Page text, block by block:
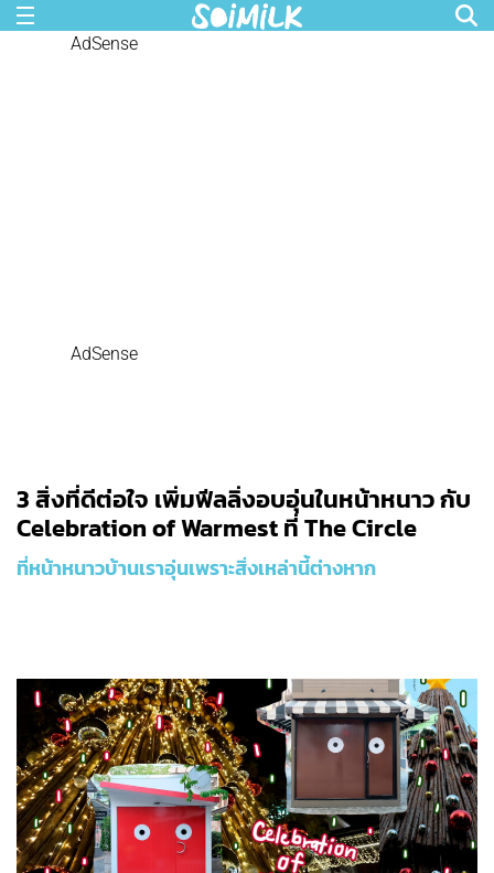
AdSense
AdSense
3 สิ่งที่ดีต่อใจ เพิ่มฟีลลิ่งอบอุ่นในหน้าหนาว กับ
Celebration of Warmest ที่ The Circle
ที่หน้าหนาวบ้านเราอุ่นเพราะสิ่งเหล่านี้ต่างหาก